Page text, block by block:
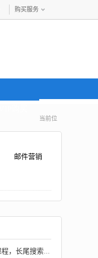
购买服务
当前位
邮件营销
小红书电商进阶督促版课程，长尾搜索布局+微付...